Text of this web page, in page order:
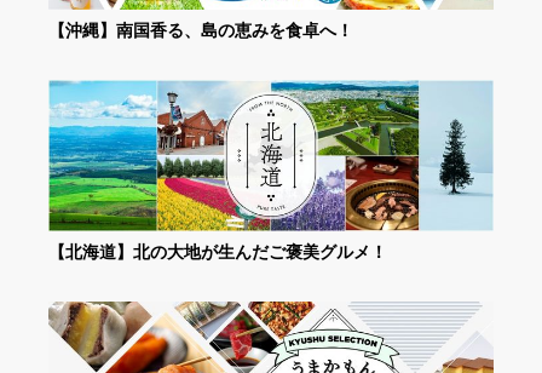
【沖縄】南国香る、島の恵みを食卓へ！
【北海道】北の大地が生んだご褒美グルメ！